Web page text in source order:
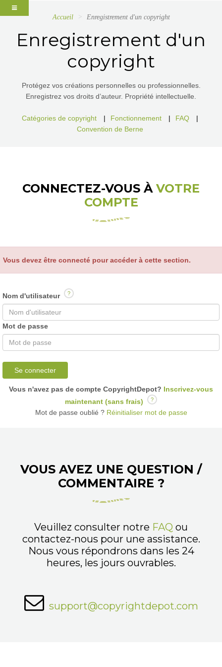
Accueil Enregistrement d'un copyright
Enregistrement d'un
copyright
Protégez vos créations personnelles ou professionnelles.
Enregistrez vos droits d’auteur. Propriété intellectuelle.
Catégories de copyright | Fonctionnement | FAQ
|
Convention de Berne
CONNECTEZ-VOUS À VOTRE
COMPTE
Vous devez être connecté pour accéder à cette section.
Nom d'utilisateur ?
Mot de passe
Se connecter
Vous n'avez pas de compte CopyrightDepot? Inscrivez-vous
maintenant (sans frais)
?
Mot de passe oublié ?Réinitialiser mot de passe
VOUS AVEZ UNE QUESTION /
COMMENTAIRE ?
Veuillez consulter notre FAQ ou
contactez-nous pour une assistance.
Nous vous répondrons dans les 24
heures, les jours ouvrables.
support@copyrightdepot.com